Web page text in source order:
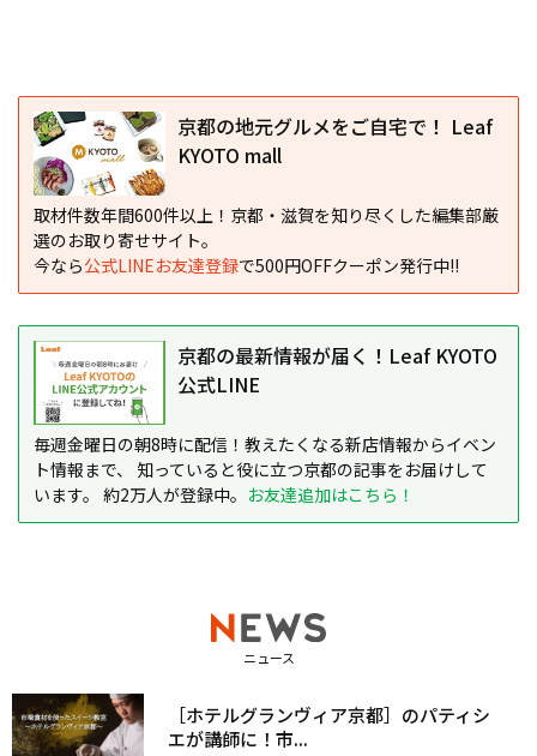
京都の地元グルメをご自宅で！ Leaf
KYOTO mall
取材件数年間600件以上！京都・滋賀を知り尽くした編集部厳
選のお取り寄せサイト。
今なら公式LINEお友達登録で500円OFFクーポン発行中!!
京都の最新情報が届く！Leaf KYOTO
公式LINE
毎週金曜日の朝8時に配信！教えたくなる新店情報からイベン
ト情報まで、 知っていると役に立つ京都の記事をお届けして
います。 約2万人が登録中。 お友達追加はこちら！
ニュース
［ホテルグランヴィア京都］のパティシ
エが講師に！市...